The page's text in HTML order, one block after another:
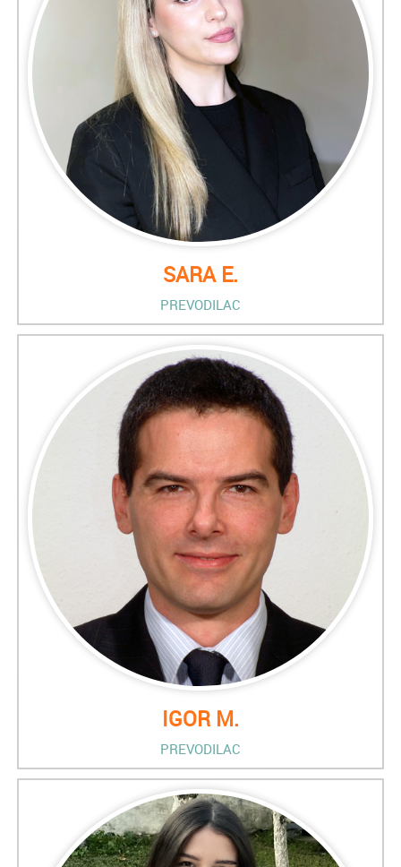
SARA E.
PREVODILAC
IGOR M.
PREVODILAC